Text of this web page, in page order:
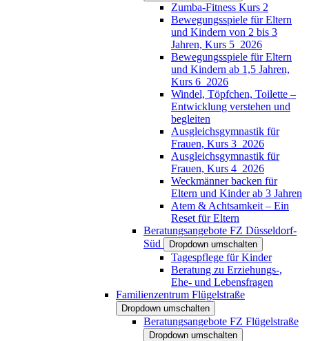
Zumba-Fitness Kurs 2
Bewegungsspiele für Eltern
und Kindern von 2 bis 3
Jahren, Kurs 5_2026
Bewegungsspiele für Eltern
und Kindern ab 1,5 Jahren,
Kurs 6_2026
Windel, Töpfchen, Toilette –
Entwicklung verstehen und
begleiten
Ausgleichsgymnastik für
Frauen, Kurs 3_2026
Ausgleichsgymnastik für
Frauen, Kurs 4_2026
Weckmänner backen für
Eltern und Kinder ab 3 Jahren
Atem & Achtsamkeit – Ein
Reset für Eltern
Beratungsangebote FZ Düsseldorf-
Süd
Dropdown umschalten
Tagespflege für Kinder
Beratung zu Erziehungs-,
Ehe- und Lebensfragen
Familienzentrum Flügelstraße
Dropdown umschalten
Beratungsangebote FZ Flügelstraße
Dropdown umschalten